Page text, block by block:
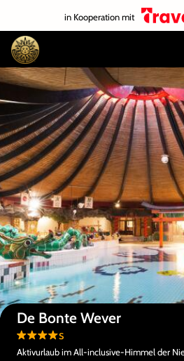
in Kooperation mit
De Bonte Wever
s
Aktivurlaub im All-inclusive-Himmel der